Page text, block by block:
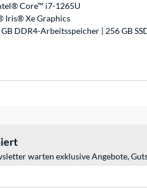
Core™ i7-1265U
Iris® Xe Graphics
DDR4-Arbeitsspeicher | 256 GB
warten exklusive Angebote,